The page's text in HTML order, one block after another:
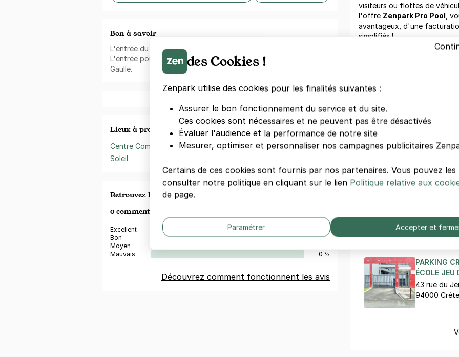
Bon à savoir
L'entrée du parking se situe au 1 avenue du Général de Gaulle.
L'entrée pour les piétons se situe au 1 avenue du Général de
Gaulle.
Lieux à proximité
Centre Commercial Créteil
Soleil
Retrouvez les avis de nos membres
0 commentaire
Excellent
0 %
Bon
100 %
Moyen
Mauvais
0 %
Découvrez comment fonctionnent les avis
visiteurs ou flottes de
l'offre Zenpark Pro Pool ,
avantageux, d'une
simplifiés !
PARKING
GARE DE
11 allée de
10
94000
PARKING
ÉCOLE JEU
43 rue du
94000
des Cookies !
Zenpark utilise des cookies pour les finalités suivantes :
Assurer le bon fonctionnement du service et du site.
Ces cookies sont nécessaires et ne peuvent pas être désactivés
Évaluer l'audience et la performance de notre site
Mesurer, optimiser et personnaliser nos campagnes publicitaires
Certains de ces cookies sont fournis par nos partenaires. Vous pouvez
consulter notre politique en cliquant sur le lien Politique relative aux
de page.
Paramétrer Accepter et